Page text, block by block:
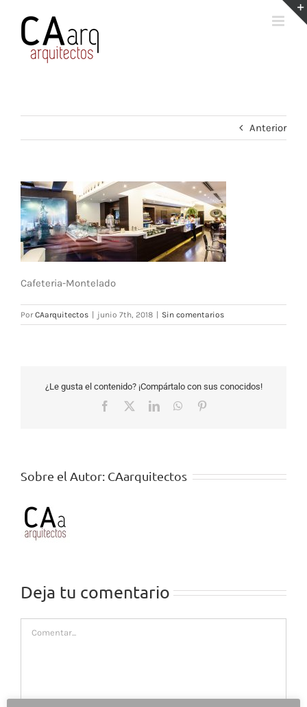
contenido
Anterior
Cafeteria-Montelado
PorCAarquitectos junio 7th, 2018 Sin comentarios
¿Le gusta el contenido? ¡Compártalo con sus conocidos!
Facebook LinkedInWhatsApp
Sobre el Autor: CAarquitectos
Deja tu comentario